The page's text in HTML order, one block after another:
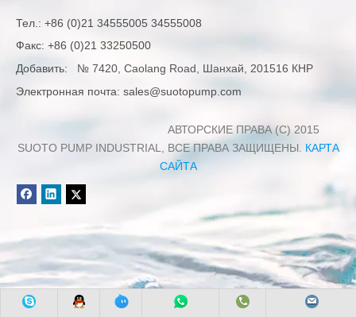
Тел.: +86 (0)21 34555005 34555008
Факс: +86 (0)21 33250500
Добавить: № 7420, Caolang Road, Шанхай, 201516 КНР
Электронная почта: sales@suotopump.com
АВТОРСКИЕ ПРАВА (C) 2015
SUOTO PUMP INDUSTRIAL, ВСЕ ПРАВА ЗАЩИЩЕНЫ. КАРТА
САЙТА